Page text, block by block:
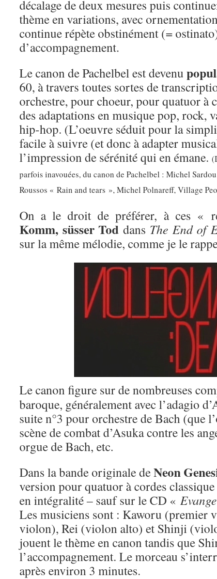
décalage de deux mesures puis
thème en variations, avec
continue répète obstinément (=
d’accompagnement.
Le canon de Pachelbel est devenu
60, à travers toutes sortes de
orchestre, pour choeur, pour quatuor à
des adaptations en musique pop, rock,
hip-hop. (L’oeuvre séduit pour la
facile à suivre (et donc à adapter
l’impression de sérénité qui en émane.
parfois inavouées, du canon de Pachelbel : Michel
Roussos « Rain and tears », Michel Polnareff, Village
On a le droit de préférer, à ces «
Komm, süsser Tod dans The End of
sur la même mélodie, comme je le
Le canon figure sur de nombreuses
baroque, généralement avec l’adagio
suite n°3 pour orchestre de Bach (que
scène de combat d’Asuka contre les
orgue de Bach, etc.
Dans la bande originale deNeon
version pour quatuor à cordes
en intégralité – sauf sur le CD «
Les musiciens sont : Kaworu (premier
violon), Rei (violon alto) et Shinji
jouent le thème en canon tandis que
l’accompagnement. Le morceau
après environ 3 minutes.